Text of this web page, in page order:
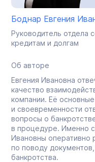
Боднар Евгения
Руководитель отдела
кредитам и долгам
Об авторе
Евгения Ивановна
качество
компании. Её
и своевременности
вопросы о
в процедуре. Именно
Ивановны оперативно
по поводу
банкротства.